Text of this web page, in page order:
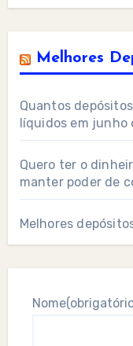
Melhores
Quantos
líquidos em junho
Quero ter o
manter poder de
Melhores
Nome